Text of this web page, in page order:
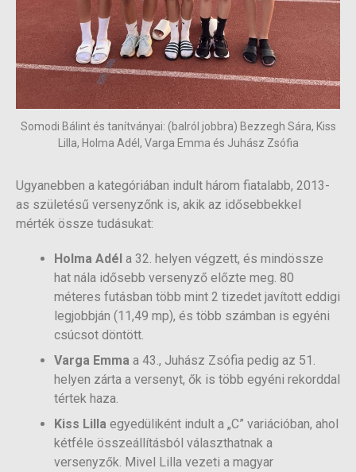
Somodi Bálint és tanítványai: (balról jobbra) Bezzegh Sára, Kiss
Lilla, Holma Adél, Varga Emma és Juhász Zsófia
Ugyanebben a kategóriában indult három fiatalabb, 2013-
as születésű versenyzőnk is, akik az idősebbekkel
mérték össze tudásukat:
Holma Adél a 32. helyen végzett, és mindössze
hat nála idősebb versenyző előzte meg. 80
méteres futásban több mint 2 tizedet javított eddigi
legjobbján (11,49 mp), és több számban is egyéni
csúcsot döntött.
Varga Emma a 43., Juhász Zsófia pedig az 51.
helyen zárta a versenyt, ők is több egyéni rekorddal
tértek haza.
Kiss Lilla egyedüliként indult a „C” variációban, ahol
kétféle összeállításból választhatnak a
versenyzők. Mivel Lilla vezeti a magyar